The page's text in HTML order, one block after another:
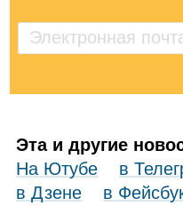
Эта и другие
На Ютубе
в
в Дзене
в